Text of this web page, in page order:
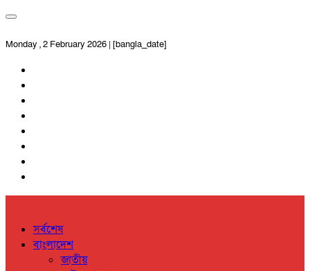
Monday , 2 February 2026 | [bangla_date]
সর্বশেষ
বাংলাদেশ
জাতীয়